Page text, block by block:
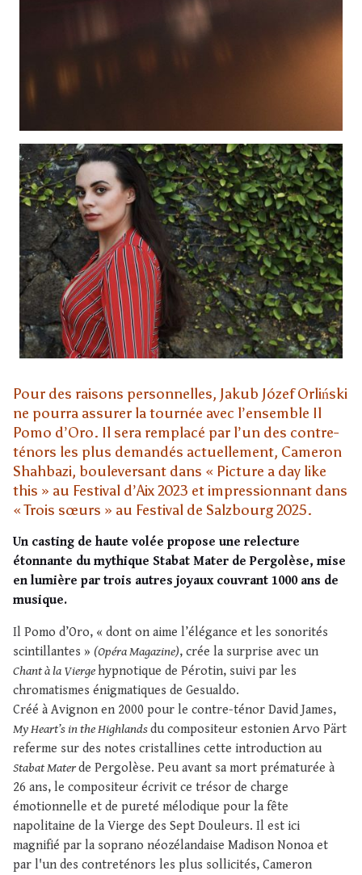
Pour des raisons personnelles, Jakub Józef Orliński
ne pourra assurer la tournée avec l’ensemble Il
Pomo d’Oro. Il sera remplacé par l’un des contre-
ténors les plus demandés actuellement, Cameron
Shahbazi, bouleversant dans « Picture a day like
this » au Festival d’Aix 2023 et impressionnant dans
« Trois sœurs » au Festival de Salzbourg 2025.
Un casting de haute volée propose une relecture
étonnante du mythique Stabat Mater de Pergolèse, mise
en lumière par trois autres joyaux couvrant 1000 ans de
musique.
Il Pomo d’Oro, « dont on aime l’élégance et les sonorités
scintillantes » (Opéra Magazine), crée la surprise avec un
Chant à la Viergehypnotique de Pérotin, suivi par les
chromatismes énigmatiques de Gesualdo.
Créé à Avignon en 2000 pour le contre-ténor David James,
My Heart’s in the Highlandsdu compositeur estonien Arvo Pärt
referme sur des notes cristallines cette introduction au
Stabat Materde Pergolèse. Peu avant sa mort prématurée à
26 ans, le compositeur écrivit ce trésor de charge
émotionnelle et de pureté mélodique pour la fête
napolitaine de la Vierge des Sept Douleurs. Il est ici
magnifié par la soprano néozélandaise Madison Nonoa et
par l'un des contreténors les plus sollicités, Cameron